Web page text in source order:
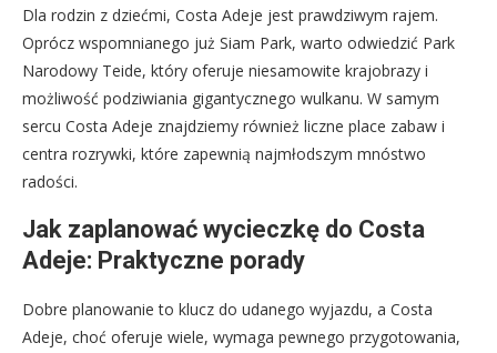
Dla rodzin z dziećmi, Costa Adeje jest prawdziwym rajem.
Oprócz wspomnianego już Siam Park, warto odwiedzić Park
Narodowy Teide, który oferuje niesamowite krajobrazy i
możliwość podziwiania gigantycznego wulkanu. W samym
sercu Costa Adeje znajdziemy również liczne place zabaw i
centra rozrywki, które zapewnią najmłodszym mnóstwo
radości.
Jak zaplanować wycieczkę do Costa
Adeje: Praktyczne porady
Dobre planowanie to klucz do udanego wyjazdu, a Costa
Adeje, choć oferuje wiele, wymaga pewnego przygotowania,